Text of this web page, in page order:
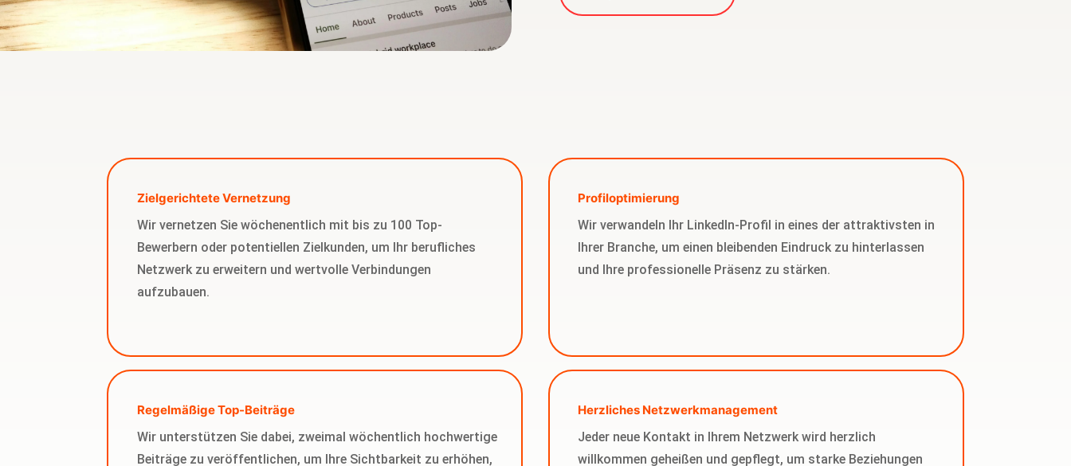
Zielgerichtete Vernetzung
Wir vernetzen Sie wöchenentlich mit bis zu 100 Top-
Bewerbern oder potentiellen Zielkunden, um Ihr berufliches
Netzwerk zu erweitern und wertvolle Verbindungen
aufzubauen.
Regelmäßige Top-Beiträge
Wir unterstützen Sie dabei, zweimal wöchentlich hochwertige
Beiträge zu veröffentlichen, um Ihre Sichtbarkeit zu erhöhen,
Profiloptimierung
Wir verwandeln Ihr LinkedIn-Profil in eines der attraktivsten in
Ihrer Branche, um einen bleibenden Eindruck zu hinterlassen
und Ihre professionelle Präsenz zu stärken.
Herzliches Netzwerkmanagement
Jeder neue Kontakt in Ihrem Netzwerk wird herzlich
willkommen geheißen und gepflegt, um starke Beziehungen